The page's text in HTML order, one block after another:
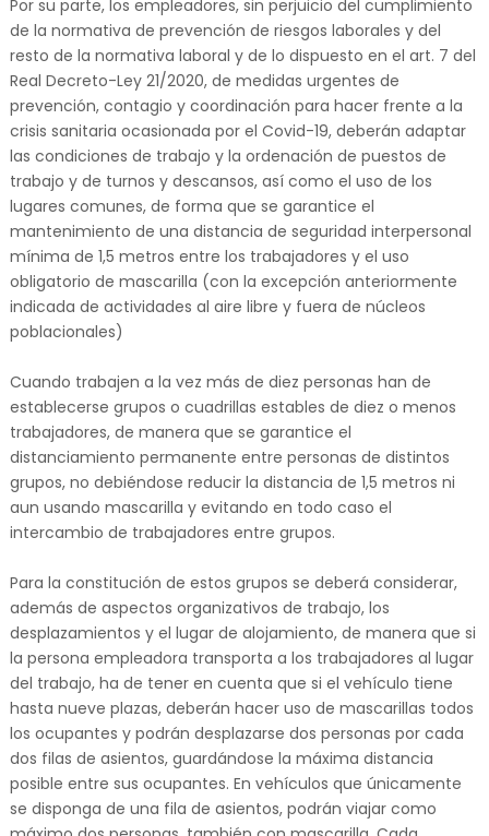
Por su parte, los empleadores, sin perjuicio del cumplimiento
de la normativa de prevención de riesgos laborales y del
resto de la normativa laboral y de lo dispuesto en el art. 7 del
Real Decreto-Ley 21/2020, de medidas urgentes de
prevención, contagio y coordinación para hacer frente a la
crisis sanitaria ocasionada por el Covid-19, deberán adaptar
las condiciones de trabajo y la ordenación de puestos de
trabajo y de turnos y descansos, así como el uso de los
lugares comunes, de forma que se garantice el
mantenimiento de una distancia de seguridad interpersonal
mínima de 1,5 metros entre los trabajadores y el uso
obligatorio de mascarilla (con la excepción anteriormente
indicada de actividades al aire libre y fuera de núcleos
poblacionales)
Cuando trabajen a la vez más de diez personas han de
establecerse grupos o cuadrillas estables de diez o menos
trabajadores, de manera que se garantice el
distanciamiento permanente entre personas de distintos
grupos, no debiéndose reducir la distancia de 1,5 metros ni
aun usando mascarilla y evitando en todo caso el
intercambio de trabajadores entre grupos.
Para la constitución de estos grupos se deberá considerar,
además de aspectos organizativos de trabajo, los
desplazamientos y el lugar de alojamiento, de manera que si
la persona empleadora transporta a los trabajadores al lugar
del trabajo, ha de tener en cuenta que si el vehículo tiene
hasta nueve plazas, deberán hacer uso de mascarillas todos
los ocupantes y podrán desplazarse dos personas por cada
dos filas de asientos, guardándose la máxima distancia
posible entre sus ocupantes. En vehículos que únicamente
se disponga de una fila de asientos, podrán viajar como